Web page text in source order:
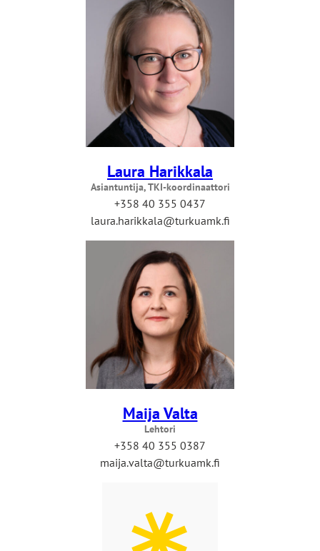
Laura Harikkala
Asiantuntija, TKI-koordinaattori
+358 40 355 0437
laura.harikkala@turkuamk.fi
Maija Valta
Lehtori
+358 40 355 0387
maija.valta@turkuamk.fi